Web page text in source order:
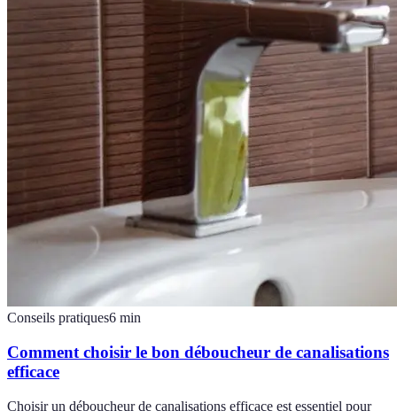
Conseils pratiques6 min
Comment choisir le bon déboucheur de canalisations
efficace
Choisir un déboucheur de canalisations efficace est essentiel pour